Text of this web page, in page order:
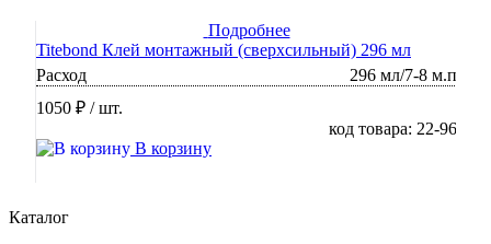
Подробнее
Titebond Клей монтажный (сверхсильный) 296 мл
Расход
296 мл/7-8 м.п
1050 ₽ / шт.
код товара: 22-96
В корзину
Каталог